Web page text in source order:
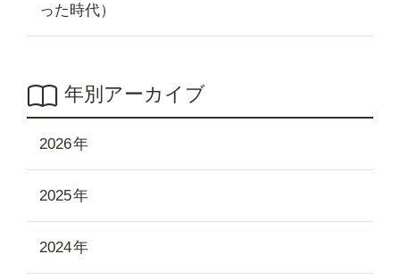
った時代）
年別アーカイブ
2026
2025
2024